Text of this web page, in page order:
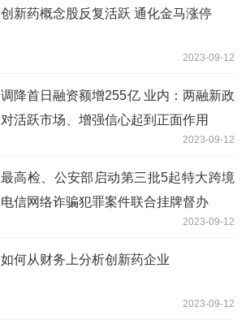
创新药概念股反复活跃 通化金马涨停
2023-09-12
调降首日融资额增255亿 业内：两融新政
对活跃市场、增强信心起到正面作用
2023-09-12
最高检、公安部启动第三批5起特大跨境
电信网络诈骗犯罪案件联合挂牌督办
2023-09-12
如何从财务上分析创新药企业
2023-09-12